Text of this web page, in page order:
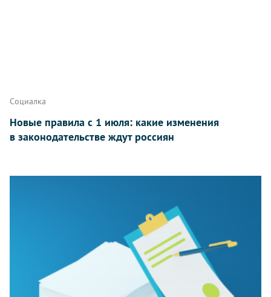
Социалка
Новые правила с 1 июля: какие изменения
в законодательстве ждут россиян